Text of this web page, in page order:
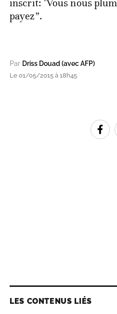
inscrit: "Vous nous
payez”.
Par Driss Douad (avec AFP)
Le 01/05/2015 à 18h45
LES CONTENUS LIÉS